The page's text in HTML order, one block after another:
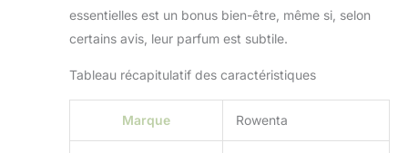
résultats et une
performance
ENTRETIEN FACILE
: le système de
cartouche
anticalcaire
essentielles est un bonus bien-être, même si, selon
certains avis, leur parfum est subtile.
Tableau récapitulatif des caractéristiques
Marque Rowenta